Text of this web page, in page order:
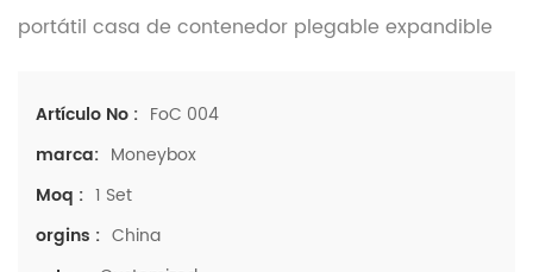
portátil casa de contenedor plegable expandible
Artículo No : FoC 004
marca: Moneybox
Moq : 1 Set
orgins : China